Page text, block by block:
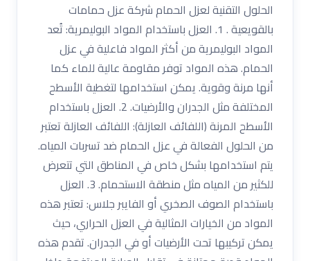
الحلول التقنية لعزل الحمام شركة عزل حمامات
بالقويعية . 1. العزل باستخدام المواد البوليمرية: تُعد
المواد البوليمرية من أكثر المواد فاعلية في عزل
الحمام. هذه المواد توفر مقاومة عالية للماء كما
أنها مرنة وقوية. يمكن استخدامها لتغطية الأسطح
المختلفة مثل الجدران والأرضيات. 2. العزل باستخدام
الأسطح المرنة (اللفائف العازلة): اللفائف العازلة تعتبر
من الحلول الفعالة في عزل الحمام ضد تسربات المياه.
يتم استخدامها بشكل خاص في المناطق التي تتعرض
للكثير من المياه مثل منطقة الاستحمام. 3. العزل
باستخدام الصوف الصخري أو الفايبر جلاس: تعتبر هذه
المواد من الخيارات المثالية في العزل الحراري، حيث
يمكن تركيبها تحت الأرضيات أو في الجدران. تقدم هذه